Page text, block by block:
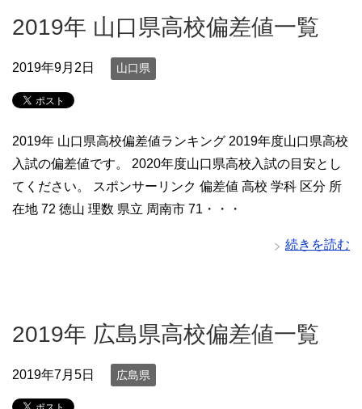
2019年 山口県高校偏差値一覧
2019年9月2日 山口県
2019年 山口県高校偏差値ランキング 2019年度山口県高校
入試の偏差値です。 2020年度山口県高校入試の目安とし
てください。 スポンサーリンク 偏差値 高校 学科 区分 所
在地 72 徳山 理数 県立 周南市 71・・・
続きを読む
2019年 広島県高校偏差値一覧
2019年7月5日 広島県